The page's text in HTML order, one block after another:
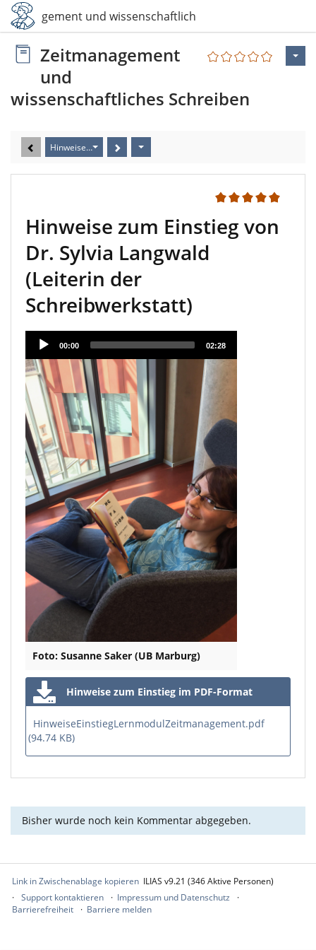
und wissenschaftliches Schreiben
Zeitmanagement
und
wissenschaftliches Schreiben
Hinweise zum Einstieg von Dr. Sylvia Langwald (Leiterin der
2
Hinweise zum Einstieg von
Dr. Sylvia Langwald
(Leiterin der
Schreibwerkstatt)
Audio
Player
00:00 02:28
Foto: Susanne Saker (UB Marburg)
Hinweise zum Einstieg im PDF-Format
HinweiseEinstiegLernmodulZeitmanagement.pdf
(94.74 KB)
Bisher wurde noch kein Kommentar abgegeben.
Link in Zwischenablage kopieren ILIAS v9.21 (346 Aktive Personen)
Support kontaktieren
Impressum und Datenschutz
Barrierefreiheit
Barriere melden